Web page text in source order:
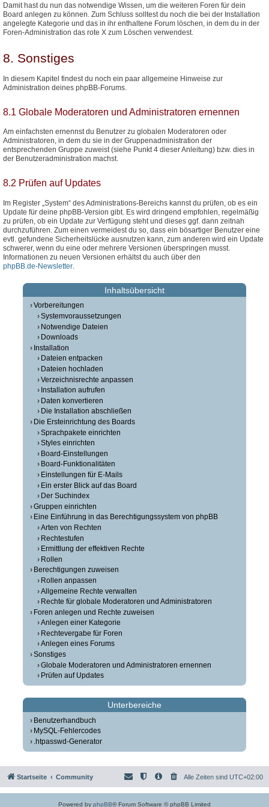
Damit hast du nun das notwendige Wissen, um die weiteren Foren für dein
Board anlegen zu können. Zum Schluss solltest du noch die bei der Installation
angelegte Kategorie und das in ihr enthaltene Forum löschen, in dem du in der
Foren-Administration das rote X zum Löschen verwendest.
8. Sonstiges
In diesem Kapitel findest du noch ein paar allgemeine Hinweise zur
Administration deines phpBB-Forums.
8.1 Globale Moderatoren und Administratoren ernennen
Am einfachsten ernennst du Benutzer zu globalen Moderatoren oder
Administratoren, in dem du sie in der Gruppenadministration der
entsprechenden Gruppe zuweist (siehe Punkt 4 dieser Anleitung) bzw. dies in
der Benutzeradministration machst.
8.2 Prüfen auf Updates
Im Register „System“ des Administrations-Bereichs kannst du prüfen, ob es ein
Update für deine phpBB-Version gibt. Es wird dringend empfohlen, regelmäßig
zu prüfen, ob ein Update zur Verfügung steht und dieses ggf. dann zeitnah
durchzuführen. Zum einen vermeidest du so, dass ein bösartiger Benutzer eine
evtl. gefundene Sicherheitslücke ausnutzen kann, zum anderen wird ein Update
schwerer, wenn du eine oder mehrere Versionen überspringen musst.
Informationen zu neuen Versionen erhältst du auch über den
phpBB.de-Newsletter.
Inhaltsübersicht
Vorbereitungen
Systemvoraussetzungen
Notwendige Dateien
Downloads
Installation
Dateien entpacken
Dateien hochladen
Verzeichnisrechte anpassen
Installation aufrufen
Daten konvertieren
Die Installation abschließen
Die Ersteinrichtung des Boards
Sprachpakete einrichten
Styles einrichten
Board-Einstellungen
Board-Funktionalitäten
Einstellungen für E-Mails
Ein erster Blick auf das Board
Der Suchindex
Gruppen einrichten
Eine Einführung in das Berechtigungssystem von phpBB
Arten von Rechten
Rechtestufen
Ermittlung der effektiven Rechte
Rollen
Berechtigungen zuweisen
Rollen anpassen
Allgemeine Rechte verwalten
Rechte für globale Moderatoren und Administratoren
Foren anlegen und Rechte zuweisen
Anlegen einer Kategorie
Rechtevergabe für Foren
Anlegen eines Forums
Sonstiges
Globale Moderatoren und Administratoren ernennen
Prüfen auf Updates
Unterbereiche
Benutzerhandbuch
MySQL-Fehlercodes
.htpasswd-Generator
Startseite Community Alle Zeiten sind UTC+02:00
Powered by phpBB® Forum Software © phpBB Limited